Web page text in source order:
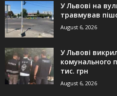
У Львові на
травмував
August 6, 2026
У Львові
комунального
тис. грн
August 6, 2026